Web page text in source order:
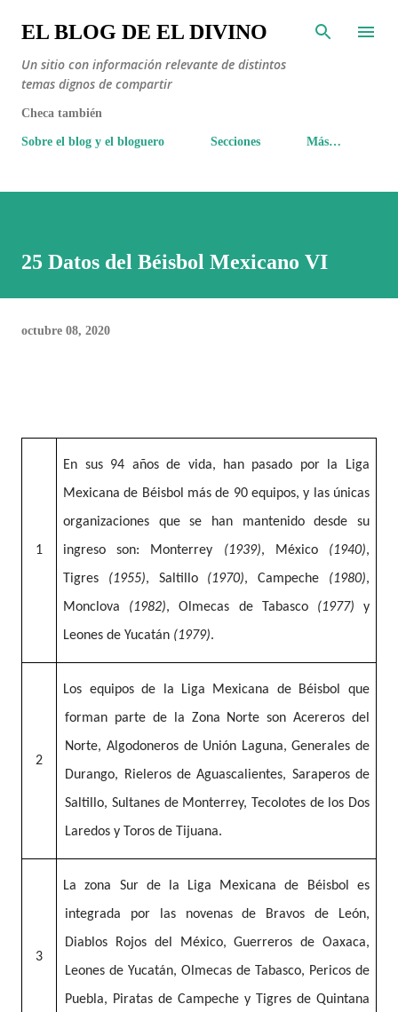
Ir al contenido principal
EL BLOG DE EL DIVINO
Un sitio con información relevante de distintos
temas dignos de compartir
Checa también
Sobre el blog y el bloguero Secciones Más…
25 Datos del Béisbol Mexicano VI
octubre 08, 2020
1
En sus 94 años de vida, han pasado por la Liga
Mexicana de Béisbol más de 90 equipos, y las únicas
organizaciones que se han mantenido desde su
ingreso son: Monterrey (1939), México (1940),
Tigres (1955), Saltillo (1970), Campeche (1980),
Monclova (1982), Olmecas de Tabasco (1977) y
Leones de Yucatán (1979).
2
Los equipos de la Liga Mexicana de Béisbol que
forman parte de la Zona Norte son Acereros del
Norte, Algodoneros de Unión Laguna, Generales de
Durango, Rieleros de Aguascalientes, Saraperos de
Saltillo, Sultanes de Monterrey, Tecolotes de los Dos
Laredos y Toros de Tijuana.
3
La zona Sur de la Liga Mexicana de Béisbol es
integrada por las novenas de Bravos de León,
Diablos Rojos del México, Guerreros de Oaxaca,
Leones de Yucatán, Olmecas de Tabasco, Pericos de
Puebla, Piratas de Campeche y Tigres de Quintana